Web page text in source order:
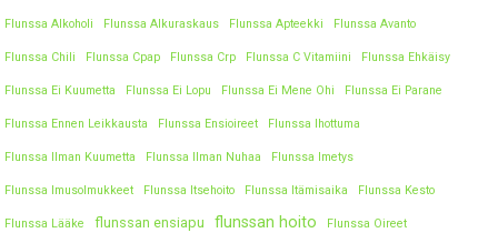
Flunssa Alkoholi Flunssa Alkuraskaus Flunssa Apteekki Flunssa Avanto
Flunssa Chili Flunssa Cpap Flunssa Crp Flunssa C Vitamiini Flunssa Ehkäisy
Flunssa Ei Kuumetta Flunssa Ei Lopu Flunssa Ei Mene Ohi Flunssa Ei Parane
Flunssa Ennen Leikkausta Flunssa Ensioireet Flunssa Ihottuma
Flunssa Ilman Kuumetta Flunssa Ilman Nuhaa Flunssa Imetys
Flunssa Imusolmukkeet Flunssa Itsehoito Flunssa Itämisaika Flunssa Kesto
Flunssa Lääke flunssan ensiapu flunssan hoito Flunssa Oireet